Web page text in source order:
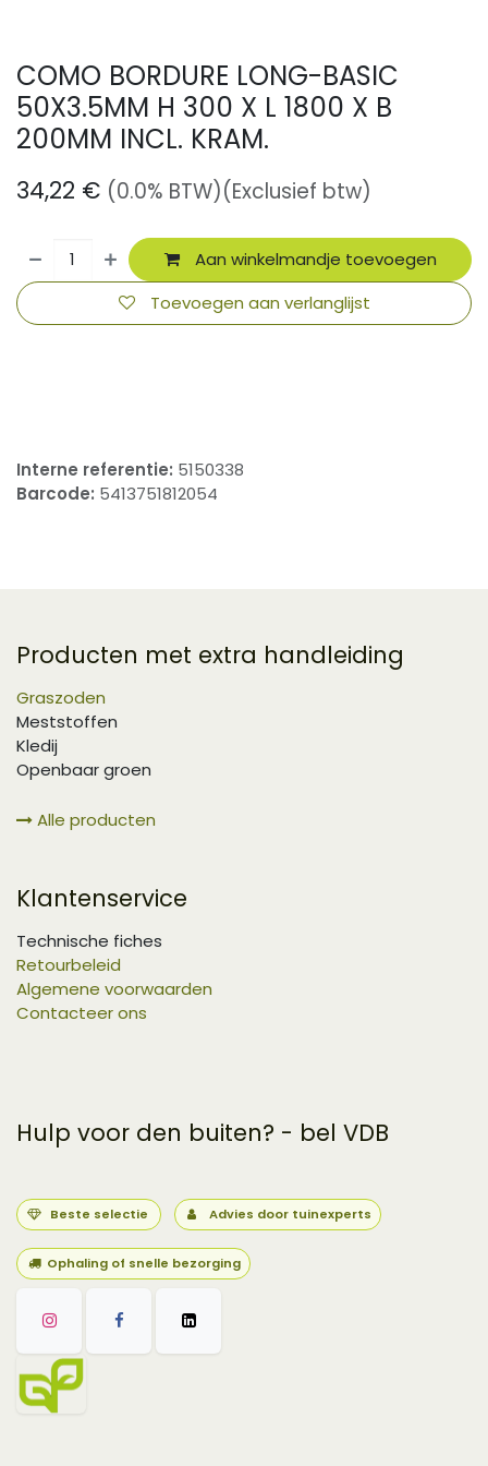
COMO BORDURE LONG-BASIC
50X3.5MM H 300 X L 1800 X B
200MM INCL. KRAM.
34,22 € (0.0% BTW)(Exclusief btw)
Aan winkelmandje toevoegen
Toevoegen aan verlanglijst
Interne referentie: 5150338
Barcode: 5413751812054
Producten met extra handleiding
Graszoden
Meststoffen
Kledij
Openbaar groen
Alle producten
Klantenservice
Technische fiches
Retourbeleid
Algemene voorwaarden
Contacteer ons
Hulp voor den buiten? - bel VDB
Beste selectie Advies door tuinexperts
Ophaling of snelle bezorging